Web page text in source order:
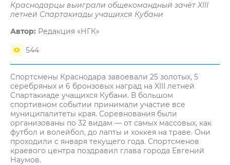
Краснодарцы выиграли общекомандный зачёт XIII
летней Спартакиады учащихся Кубани
Автор: Редакция «НГК»
544
Спортсмены Краснодара завоевали 25 золотых, 5
серебряных и 6 бронзовых наград на XIII летней
Спартакиаде учащихся Кубани. В большом
спортивном событии принимали участие все
муниципалитеты края. Соревнования были
организованы по 32 видам — от самых массовых, как
футбол и волейбол, до лапты и хоккея на траве. Они
проходили с января текущего года. Спортсменов
краевого центра поздравил глава города Евгений
Наумов.